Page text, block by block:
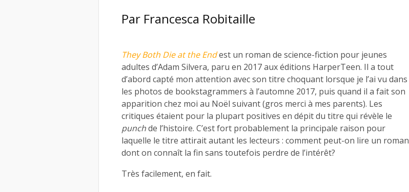
Par Francesca Robitaille
They Both Die at the Endest un roman de science-fiction pour jeunes
adultes d’Adam Silvera, paru en 2017 aux éditions HarperTeen. Il a tout
d’abord capté mon attention avec son titre choquant lorsque je l’ai vu dans
les photos de bookstagrammers à l’automne 2017, puis quand il a fait son
apparition chez moi au Noël suivant (gros merci à mes parents). Les
critiques étaient pour la plupart positives en dépit du titre qui révèle le
punchde l’histoire. C’est fort probablement la principale raison pour
laquelle le titre attirait autant les lecteurs : comment peut-on lire un roman
dont on connaît la fin sans toutefois perdre de l’intérêt?
Très facilement, en fait.